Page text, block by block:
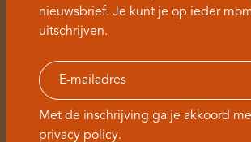
nieuwsbrief. Je kunt je op ieder
uitschrijven.
Met de inschrijving ga je akkoord
privacy policy.